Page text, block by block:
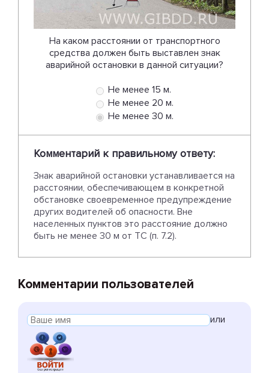
На каком расстоянии от транспортного
средства должен быть выставлен знак
аварийной остановки в данной ситуации?
Не менее 15 м.
Не менее 20 м.
Не менее 30 м.
Комментарий к правильному ответу:
Знак аварийной остановки устанавливается на
расстоянии, обеспечивающем в конкретной
обстановке своевременное предупреждение
других водителей об опасности. Вне
населенных пунктов это расстояние должно
быть не менее 30 м от ТС (п. 7.2).
Комментарии пользователей
или